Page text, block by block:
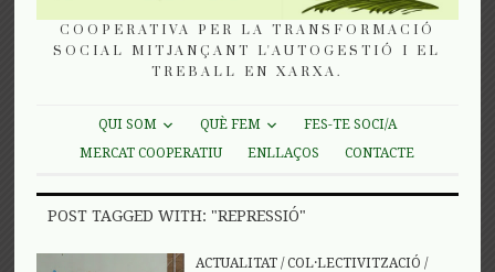
COOPERATIVA PER LA TRANSFORMACIÓ
SOCIAL MITJANÇANT L'AUTOGESTIÓ I EL
TREBALL EN XARXA.
QUI SOM QUÈ FEM
FES-TE SOCI/A
MERCAT COOPERATIU
ENLLAÇOS CONTACTE
POST TAGGED WITH: "REPRESSIÓ"
ACTUALITAT/COL·LECTIVITZACIÓ /